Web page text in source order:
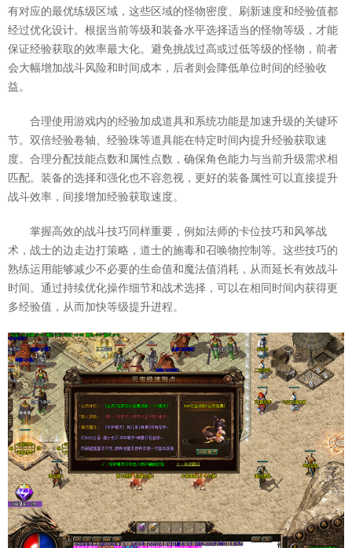
有对应的最优练级区域，这些区域的怪物密度、刷新速度和经验值都
经过优化设计。根据当前等级和装备水平选择适当的怪物等级，才能
保证经验获取的效率最大化。避免挑战过高或过低等级的怪物，前者
会大幅增加战斗风险和时间成本，后者则会降低单位时间的经验收
益。
合理使用游戏内的经验加成道具和系统功能是加速升级的关键环
节。双倍经验卷轴、经验珠等道具能在特定时间内提升经验获取速
度。合理分配技能点数和属性点数，确保角色能力与当前升级需求相
匹配。装备的选择和强化也不容忽视，更好的装备属性可以直接提升
战斗效率，间接增加经验获取速度。
掌握高效的战斗技巧同样重要，例如法师的卡位技巧和风筝战
术，战士的边走边打策略，道士的施毒和召唤物控制等。这些技巧的
熟练运用能够减少不必要的生命值和魔法值消耗，从而延长有效战斗
时间。通过持续优化操作细节和战术选择，可以在相同时间内获得更
多经验值，从而加快等级提升进程。